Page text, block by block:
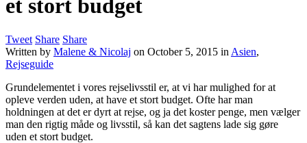
et stort budget
Tweet Share Share
Written by Malene & Nicolaj on October 5, 2015 in Asien,
Rejseguide
Grundelementet i vores rejselivsstil er, at vi har mulighed for at
opleve verden uden, at have et stort budget. Ofte har man
holdningen at det er dyrt at rejse, og ja det koster penge, men vælger
man den rigtig måde og livsstil, så kan det sagtens lade sig gøre
uden et stort budget.